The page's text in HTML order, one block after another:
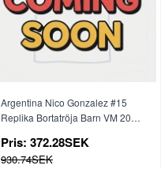
Argentina Nico Gonzalez #15
Replika Bortatröja Barn VM 2026
Pris: 372.28SEK
930.74SEK